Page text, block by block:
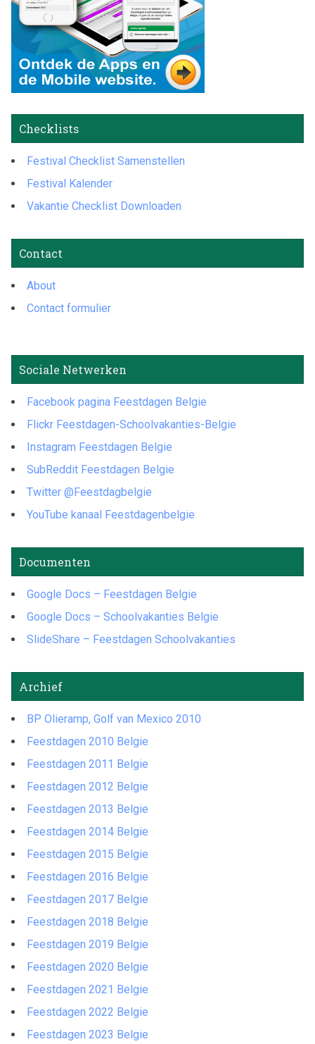
Checklists
Festival Checklist Samenstellen
Festival Kalender
Vakantie Checklist Downloaden
Contact
About
Contact formulier
Sociale Netwerken
Facebook pagina Feestdagen Belgie
Flickr Feestdagen-Schoolvakanties-Belgie
Instagram Feestdagen Belgie
SubReddit Feestdagen Belgie
Twitter @Feestdagbelgie
YouTube kanaal Feestdagenbelgie
Documenten
Google Docs – Feestdagen Belgie
Google Docs – Schoolvakanties Belgie
SlideShare – Feestdagen Schoolvakanties
Archief
BP Olieramp, Golf van Mexico 2010
Feestdagen 2010 Belgie
Feestdagen 2011 Belgie
Feestdagen 2012 Belgie
Feestdagen 2013 Belgie
Feestdagen 2014 Belgie
Feestdagen 2015 Belgie
Feestdagen 2016 Belgie
Feestdagen 2017 Belgie
Feestdagen 2018 Belgie
Feestdagen 2019 Belgie
Feestdagen 2020 Belgie
Feestdagen 2021 Belgie
Feestdagen 2022 Belgie
Feestdagen 2023 Belgie